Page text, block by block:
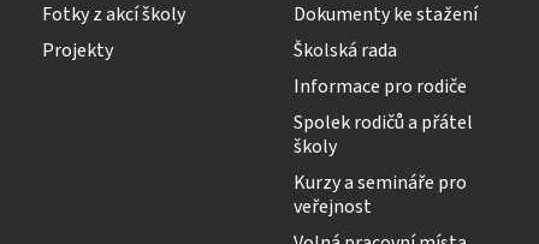
Fotky z akcí školy
Projekty
Dokumenty ke stažení
Školská rada
Informace pro rodiče
Spolek rodičů a přátel
školy
Kurzy a semináře pro
veřejnost